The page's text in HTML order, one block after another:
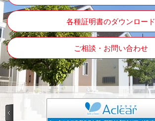
各種証明書のダウンロード
ご相談・お問い合わせ